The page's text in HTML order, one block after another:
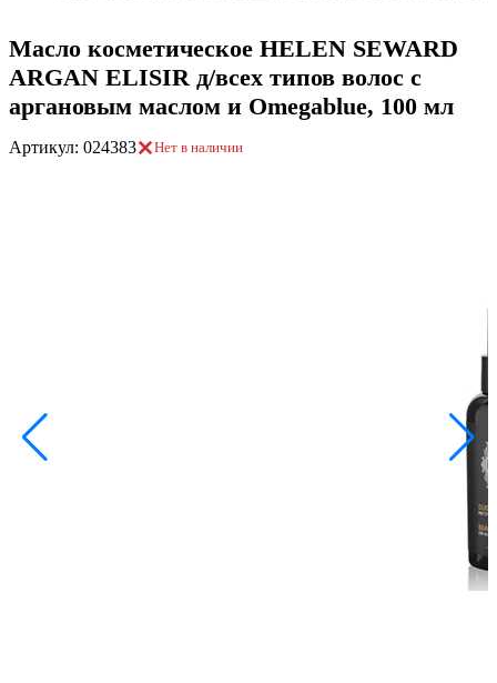
Масло косметическое HELEN SEWARD
ARGAN ELISIR д/всех типов волос с
аргановым маслом и Omegablue, 100 мл
Артикул: 024383 Нет в наличии